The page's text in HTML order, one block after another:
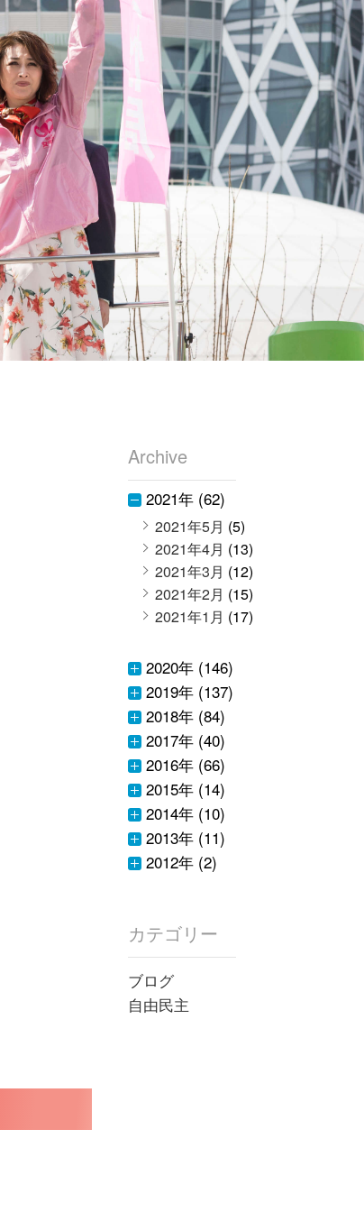
Archive
2021年 (62)
2021年5月 (5)
2021年4月 (13)
2021年3月 (12)
2021年2月 (15)
2021年1月 (17)
2020年 (146)
2019年 (137)
2018年 (84)
2017年 (40)
2016年 (66)
2015年 (14)
2014年 (10)
2013年 (11)
2012年 (2)
カテゴリー
ブログ
自由民主